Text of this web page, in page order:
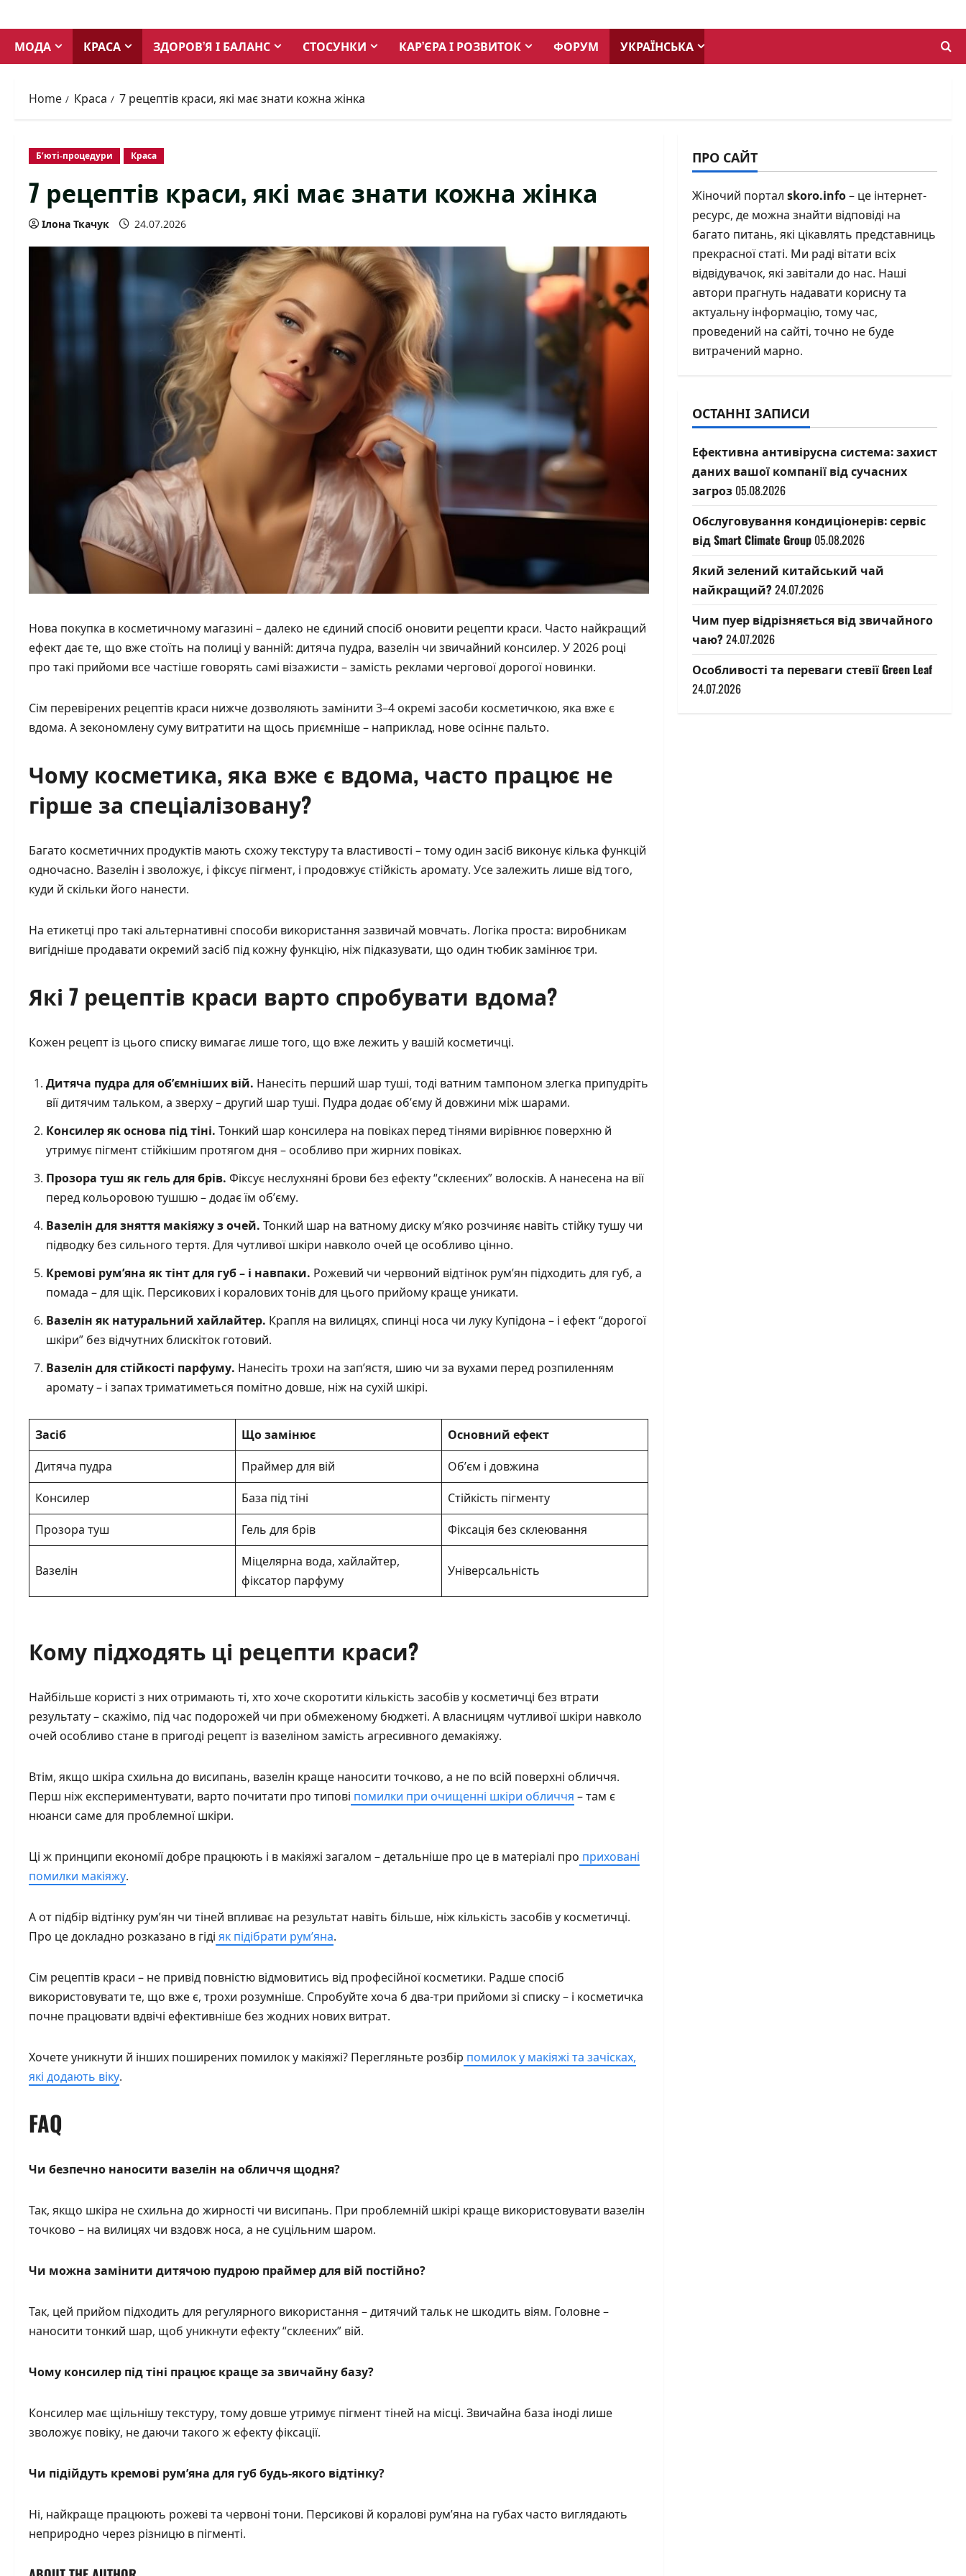
to
content
МОДА КРАСА ЗДОРОВ’Я І БАЛАНС СТОСУНКИ КАР’ЄРА І РОЗВИТОК ФОРУМ УКРАЇНСЬКА
Home Краса 7 рецептів краси, які має знати кожна жінка
Б’юті-процедури Краса
7 рецептів краси, які має знати кожна жінка
Ілона Ткачук 24.07.2026
Нова покупка в косметичному магазині – далеко не єдиний спосіб оновити рецепти краси. Часто найкращий
ефект дає те, що вже стоїть на полиці у ванній: дитяча пудра, вазелін чи звичайний консилер. У 2026 році
про такі прийоми все частіше говорять самі візажисти – замість реклами чергової дорогої новинки.
Сім перевірених рецептів краси нижче дозволяють замінити 3–4 окремі засоби косметичкою, яка вже є
вдома. А зекономлену суму витратити на щось приємніше – наприклад, нове осіннє пальто.
Чому косметика, яка вже є вдома, часто працює не
гірше за спеціалізовану?
Багато косметичних продуктів мають схожу текстуру та властивості – тому один засіб виконує кілька функцій
одночасно. Вазелін і зволожує, і фіксує пігмент, і продовжує стійкість аромату. Усе залежить лише від того,
куди й скільки його нанести.
На етикетці про такі альтернативні способи використання зазвичай мовчать. Логіка проста: виробникам
вигідніше продавати окремий засіб під кожну функцію, ніж підказувати, що один тюбик замінює три.
Які 7 рецептів краси варто спробувати вдома?
Кожен рецепт із цього списку вимагає лише того, що вже лежить у вашій косметичці.
Дитяча пудра для об’ємніших вій. Нанесіть перший шар туші, тоді ватним тампоном злегка припудріть
вії дитячим тальком, а зверху – другий шар туші. Пудра додає об’єму й довжини між шарами.
Консилер як основа під тіні. Тонкий шар консилера на повіках перед тінями вирівнює поверхню й
утримує пігмент стійкішим протягом дня – особливо при жирних повіках.
Прозора туш як гель для брів. Фіксує неслухняні брови без ефекту “склеєних” волосків. А нанесена на вії
перед кольоровою тушшю – додає їм об’єму.
Вазелін для зняття макіяжу з очей. Тонкий шар на ватному диску м’яко розчиняє навіть стійку тушу чи
підводку без сильного тертя. Для чутливої шкіри навколо очей це особливо цінно.
Кремові рум’яна як тінт для губ – і навпаки. Рожевий чи червоний відтінок рум’ян підходить для губ, а
помада – для щік. Персикових і коралових тонів для цього прийому краще уникати.
Вазелін як натуральний хайлайтер. Крапля на вилицях, спинці носа чи луку Купідона – і ефект “дорогої
шкіри” без відчутних блискіток готовий.
Вазелін для стійкості парфуму. Нанесіть трохи на зап’ястя, шию чи за вухами перед розпиленням
аромату – і запах триматиметься помітно довше, ніж на сухій шкірі.
Засіб Що замінює
Основний ефект
Дитяча пудра
Праймер для вій
Об’єм і довжина
Консилер
База під тіні
Стійкість пігменту
Прозора туш
Гель для брів Фіксація без склеювання
Вазелін
Міцелярна вода, хайлайтер,
фіксатор парфуму
Універсальність
Кому підходять ці рецепти краси?
Найбільше користі з них отримають ті, хто хоче скоротити кількість засобів у косметичці без втрати
результату – скажімо, під час подорожей чи при обмеженому бюджеті. А власницям чутливої шкіри навколо
очей особливо стане в пригоді рецепт із вазеліном замість агресивного демакіяжу.
Втім, якщо шкіра схильна до висипань, вазелін краще наносити точково, а не по всій поверхні обличчя.
Перш ніж експериментувати, варто почитати про типові помилки при очищенні шкіри обличчя – там є
нюанси саме для проблемної шкіри.
Ці ж принципи економії добре працюють і в макіяжі загалом – детальніше про це в матеріалі про приховані
помилки макіяжу.
А от підбір відтінку рум’ян чи тіней впливає на результат навіть більше, ніж кількість засобів у косметичці.
Про це докладно розказано в гіді як підібрати рум’яна.
Сім рецептів краси – не привід повністю відмовитись від професійної косметики. Радше спосіб
використовувати те, що вже є, трохи розумніше. Спробуйте хоча б два-три прийоми зі списку – і косметичка
почне працювати вдвічі ефективніше без жодних нових витрат.
Хочете уникнути й інших поширених помилок у макіяжі? Перегляньте розбір помилок у макіяжі та зачісках,
які додають віку.
FAQ
Чи безпечно наносити вазелін на обличчя щодня?
Так, якщо шкіра не схильна до жирності чи висипань. При проблемній шкірі краще використовувати вазелін
точково – на вилицях чи вздовж носа, а не суцільним шаром.
Чи можна замінити дитячою пудрою праймер для вій постійно?
Так, цей прийом підходить для регулярного використання – дитячий тальк не шкодить віям. Головне –
наносити тонкий шар, щоб уникнути ефекту “склеєних” вій.
Чому консилер під тіні працює краще за звичайну базу?
Консилер має щільнішу текстуру, тому довше утримує пігмент тіней на місці. Звичайна база іноді лише
зволожує повіку, не даючи такого ж ефекту фіксації.
Чи підійдуть кремові рум’яна для губ будь-якого відтінку?
Ні, найкраще працюють рожеві та червоні тони. Персикові й коралові рум’яна на губах часто виглядають
неприродно через різницю в пігменті.
ПРО САЙТ
Жіночий портал skoro.info– це інтернет-
ресурс, де можна знайти відповіді на
багато питань, які цікавлять представниць
прекрасної статі. Ми раді вітати всіх
відвідувачок, які завітали до нас. Наші
автори прагнуть надавати корисну та
актуальну інформацію, тому час,
проведений на сайті, точно не буде
витрачений марно.
ОСТАННІ ЗАПИСИ
Ефективна антивірусна система: захист
даних вашої компанії від сучасних
загроз 05.08.2026
Обслуговування кондиціонерів: сервіс
від Smart Climate Group 05.08.2026
Який зелений китайський чай
найкращий?24.07.2026
Чим пуер відрізняється від звичайного
чаю?24.07.2026
Особливості та переваги стевії Green Leaf
24.07.2026